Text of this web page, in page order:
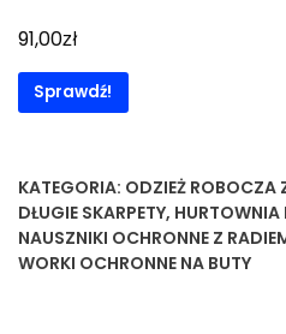
91,00zł
Sprawdź!
KATEGORIA: ODZIEŻ ROBOCZA
DŁUGIE SKARPETY,
NAUSZNIKI OCHRONNE Z
WORKI OCHRONNE NA BUTY